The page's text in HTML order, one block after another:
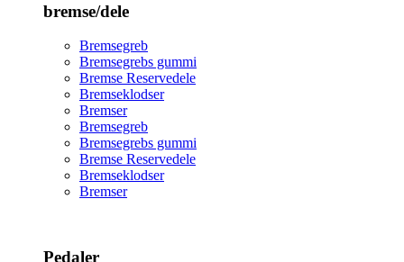
bremse/dele
Bremsegreb
Bremsegrebs gummi
Bremse Reservedele
Bremseklodser
Bremser
Bremsegreb
Bremsegrebs gummi
Bremse Reservedele
Bremseklodser
Bremser
Pedaler